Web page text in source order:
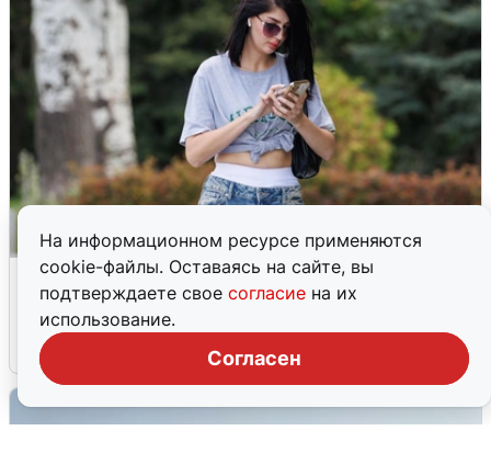
На информационном ресурсе применяются
cookie-файлы. Оставаясь на сайте, вы
подтверждаете свое согласие на их
использование.
Согласен
Волгоградцы остались без
мобильного интернета
6 августа